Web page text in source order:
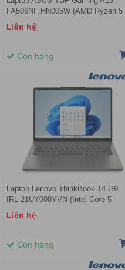
FA506NF HN005W (AMD Ryzen 5
7535HS | 8GB | 512GB | RTX 2050
4GB | 15.6 inch FHD 144Hz | Win
Liên hệ
Còn hàng
Laptop Lenovo ThinkBook 14 G9
IRL 21UY008YVN (Intel Core 5
210H | 16GB | 1TB | Intel Graphics |
14 inch WUXGA IPS | Win 11 |
Liên hệ
Còn hàng